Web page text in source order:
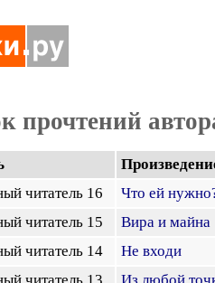
прочтений
читатель 16
Что ей
читатель 15
Вира и майна
читатель 14
Не входи